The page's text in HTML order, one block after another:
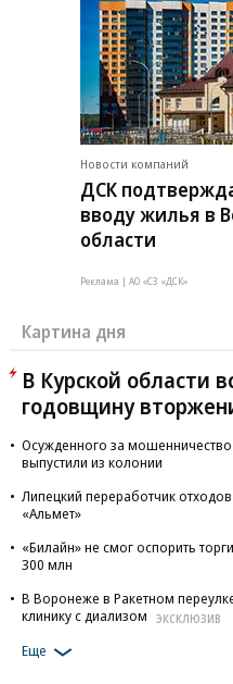
Новости компаний
ДСК
вводу жилья в
области
Реклама | АО «СЗ «ДСК»
Картина дня
В Курской области
годовщину
Осужденного за
выпустили из колонии
Липецкий переработчик
«Альмет»
«Билайн» не смог оспорить
300 млн
В Воронеже в Ракетном
клинику с диализом
ЭКСКЛЮЗИВ
Еще